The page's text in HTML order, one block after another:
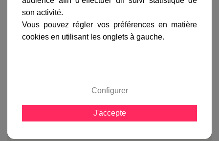
gamme complète
avis clients
Equipée d'une ampoule basse consommation LED
halogène d'une puissance de 75 watts,
murale Dakotaoffrira une belle luminosité à vos
son activité.
Vous pouvez régler vos préférences en matière
cookies en utilisant les onglets à gauche.
Configurer
J'accepte